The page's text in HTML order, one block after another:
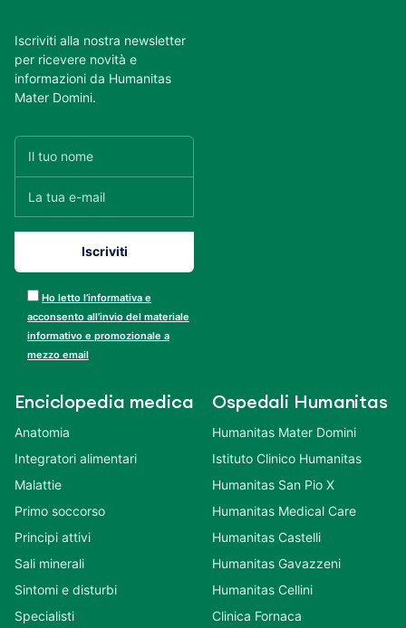
Iscriviti alla nostra newsletter
per ricevere novità e
informazioni da Humanitas
Mater Domini.
Ho letto l’informativa e
acconsento all’invio del materiale
informativo e promozionale a
mezzo email
Enciclopedia medica
Anatomia
Integratori alimentari
Malattie
Primo soccorso
Principi attivi
Sali minerali
Sintomi e disturbi
Specialisti
Ospedali Humanitas
Humanitas Mater Domini
Istituto Clinico Humanitas
Humanitas San Pio X
Humanitas Medical Care
Humanitas Castelli
Humanitas Gavazzeni
Humanitas Cellini
Clinica Fornaca